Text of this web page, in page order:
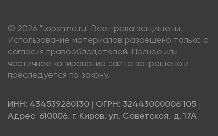
© 2026 "topshina.ru" Все права защищены.
Использование материалов разрешено только с
согласия правообладателей. Полное или
частичное копирование сайта запрещено и
преследуется по закону.
ИНН: 434539280130 ОГРН: 324430000061105
Адрес: 610006, г. Киров, ул. Советская, д. 17А